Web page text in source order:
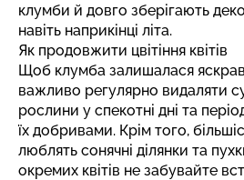
клумби й довго зберігають
навіть наприкінці літа.
Як продовжити цвітіння квітів
Щоб клумба залишалася
важливо регулярно видаляти
рослини у спекотні дні та
їх добривами. Крім того,
люблять сонячні ділянки та
окремих квітів не забувайте